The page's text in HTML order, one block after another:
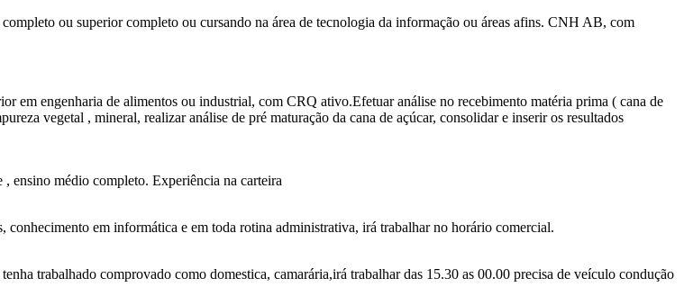
ou superior completo ou cursando na área de tecnologia da informação ou áreas afins. CNH AB, com
em engenharia de alimentos ou industrial, com CRQ ativo.Efetuar análise no recebimento matéria prima ( cana de
vegetal , mineral, realizar análise de pré maturação da cana de açúcar, consolidar e inserir os resultados
ensino médio completo. Experiência na carteira
em informática e em toda rotina administrativa, irá trabalhar no horário comercial.
trabalhado comprovado como domestica, camarária,irá trabalhar das 15.30 as 00.00 precisa de veículo condução